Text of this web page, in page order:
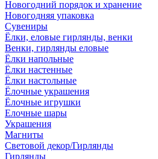
Новогодний порядок и хранение
Новогодняя упаковка
Сувениры
Ёлки, еловые гирлянды, венки
Венки, гирлянды еловые
Ёлки напольные
Ёлки настенные
Ёлки настольные
Ёлочные украшения
Ёлочные игрушки
Елочные шары
Украшения
Магниты
Световой декор/Гирлянды
Гирлянды